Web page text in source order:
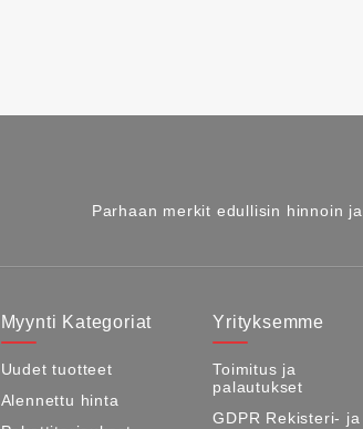
Parhaan merkit edullisin hinnoin
Myynti Kategoriat
Uudet tuotteet
Alennettu hinta
Yrityksemme
Toimitus ja
palautukset
GDPR Rekisteri- ja